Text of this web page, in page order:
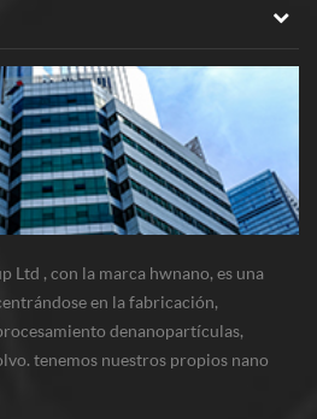
Ltd , con la marca hwnano, es una
en la fabricación,
denanopartículas,
tenemos nuestros propios nano